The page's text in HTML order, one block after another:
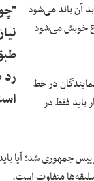
آن باند می‌شود
خوبش می‌شود
در خط
فقط در
جمهوری شد؛ آیا
متفاوت است.